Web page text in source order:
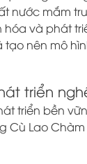
nước mắm
và phát
tạo nên mô
triển
triển bền
Cù Lao